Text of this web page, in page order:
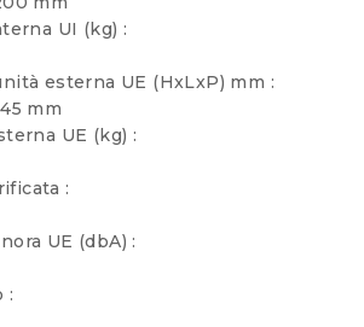
UI (kg) :
esterna UE (HxLxP) mm :
mm
UE (kg) :
:
UE (dbA) :
: